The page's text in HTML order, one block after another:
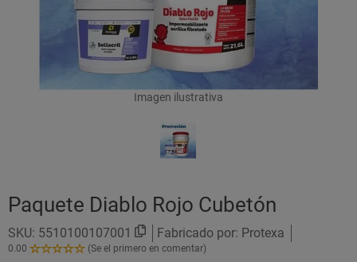
Imagen ilustrativa
Paquete Diablo Rojo Cubetón
SKU: 5510100107001 Fabricado por: Protexa
0.00
0.00
(Se el primero en comentar)